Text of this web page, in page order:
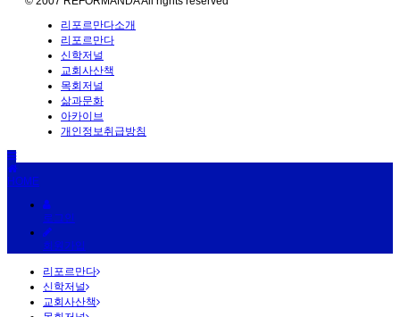
리포르만다소개
리포르만다
신학저널
교회사산책
목회저널
삶과문화
아카이브
개인정보취급방침
HOME
로그인
회원가입
리포르만다
신학저널
교회사산책